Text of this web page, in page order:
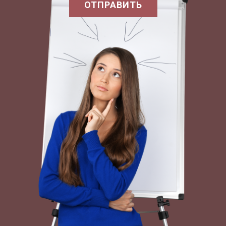
Выделение тепла в реакциях Ломоносов
объяснял следующим образом:» « Частицы
металла разносятся по растворителю,
воздействуют трением на частицы последнего
и приводят их во вращение и так как
вращательное движение есть причина теплоты
» . Процессы растворения металлов и солей
Ломоносов объяснял с механических позиций,
характерных для его эпохи.
Подобно Р. Бойлю, он был уверен в пористой
структуре как металлов и солей, так и жидких
растворителей. В процессе растворения, по
мнению Ломоносова, воздух, содержащийся в
порах кислоты, внедряется в поры металла и,
соединяясь там со «сгущенным» воздухом
металла, приобретает «огромную упругость»,
ОТПРАВИТЬ